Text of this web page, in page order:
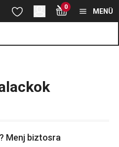
tartózkodik
tartalomhoz
kereséshez 0
MENÜ
Menj biztosra